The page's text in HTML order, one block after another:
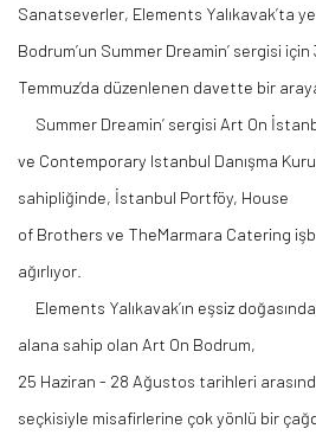
Sanatseverler, Elements Yalıkavak’ta
Bodrum’un Summer Dreamin’ sergisi için
Temmuz’da düzenlenen davette bir
Summer Dreamin’ sergisi Art On
ve Contemporary Istanbul Danışma
sahipliğinde, İstanbul Portföy, House
of Brothers ve TheMarmara Catering
ağırlıyor.
Elements Yalıkavak’ın eşsiz
alana sahip olan Art On Bodrum,
25 Haziran - 28 Ağustos tarihleri
seçkisiyle misafirlerine çok yönlu bir